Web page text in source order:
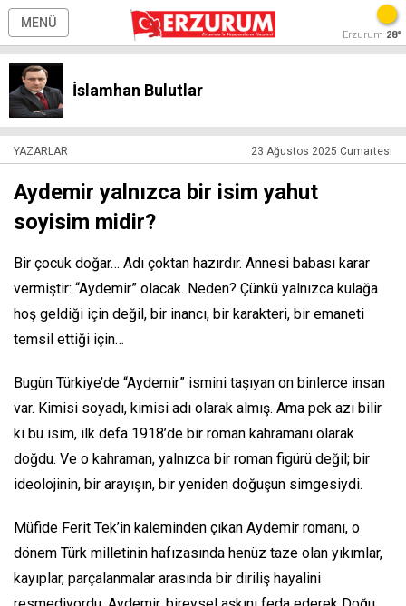
MENÜ
Erzurum 28°
İslamhan Bulutlar
YAZARLAR 23 Ağustos 2025 Cumartesi
Aydemir yalnızca bir isim yahut
soyisim midir?
Bir çocuk doğar… Adı çoktan hazırdır. Annesi babası karar
vermiştir: “Aydemir” olacak. Neden? Çünkü yalnızca kulağa
hoş geldiği için değil, bir inancı, bir karakteri, bir emaneti
temsil ettiği için…
Bugün Türkiye’de “Aydemir” ismini taşıyan on binlerce insan
var. Kimisi soyadı, kimisi adı olarak almış. Ama pek azı bilir
ki bu isim, ilk defa 1918’de bir roman kahramanı olarak
doğdu. Ve o kahraman, yalnızca bir roman figürü değil; bir
ideolojinin, bir arayışın, bir yeniden doğuşun simgesiydi.
Müfide Ferit Tek’in kaleminden çıkan Aydemir romanı, o
dönem Türk milletinin hafızasında henüz taze olan yıkımlar,
kayıplar, parçalanmalar arasında bir diriliş hayalini